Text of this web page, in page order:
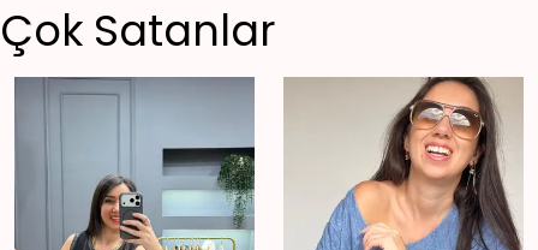
Çok Satanlar